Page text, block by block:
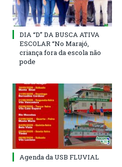
DIA “D” DA BUSCA ATIVA
ESCOLAR “No Marajó,
criança fora da escola não
pode
Agenda da USB FLUVIAL